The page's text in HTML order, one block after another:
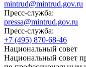
mintrud@mintrud.gov.ru
Пресс-служба:
pressa@mintrud.gov.ru
Пресс-служба:
+7 (495) 870-68-46
Национальный совет
Национальный совет